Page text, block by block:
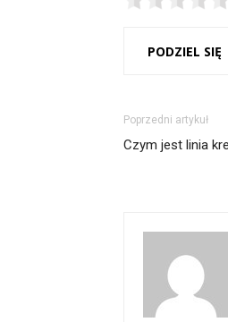
PODZIEL SIĘ
Poprzedni artykuł
Czym jest linia